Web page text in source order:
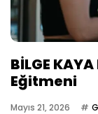
BİLGE
Eğitmeni
Mayıs 21, 2026